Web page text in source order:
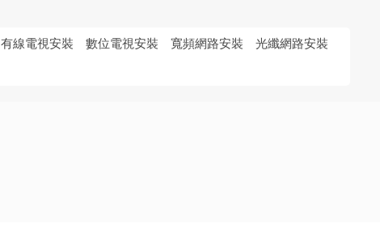
有線電視安裝 數位電視安裝 寬頻網路安裝
光纖網路安裝